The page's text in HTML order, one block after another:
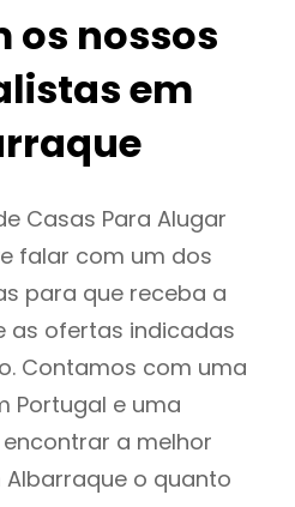
os nossos
em
Casas Para Alugar
falar com um dos
para que receba a
as ofertas indicadas
Contamos com uma
Portugal e uma
a melhor
o quanto